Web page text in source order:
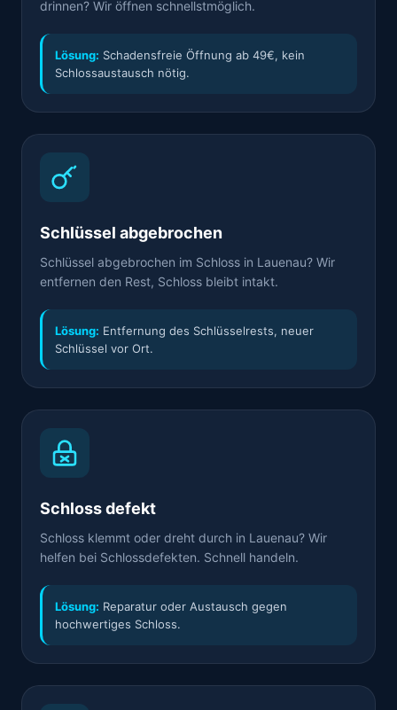
drinnen? Wir öffnen schnellstmöglich.
Lösung: Schadensfreie Öffnung ab 49€, kein
Schlossaustausch nötig.
Schlüssel abgebrochen
Schlüssel abgebrochen im Schloss in Lauenau? Wir
entfernen den Rest, Schloss bleibt intakt.
Lösung: Entfernung des Schlüsselrests, neuer
Schlüssel vor Ort.
Schloss defekt
Schloss klemmt oder dreht durch in Lauenau? Wir
helfen bei Schlossdefekten. Schnell handeln.
Lösung: Reparatur oder Austausch gegen
hochwertiges Schloss.